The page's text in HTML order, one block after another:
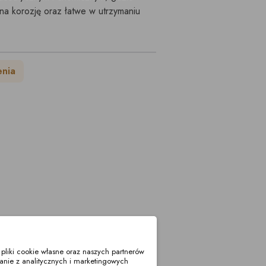
korozję oraz łatwe w utrzymaniu
cookie własne oraz naszych partnerów
z analitycznych i marketingowych